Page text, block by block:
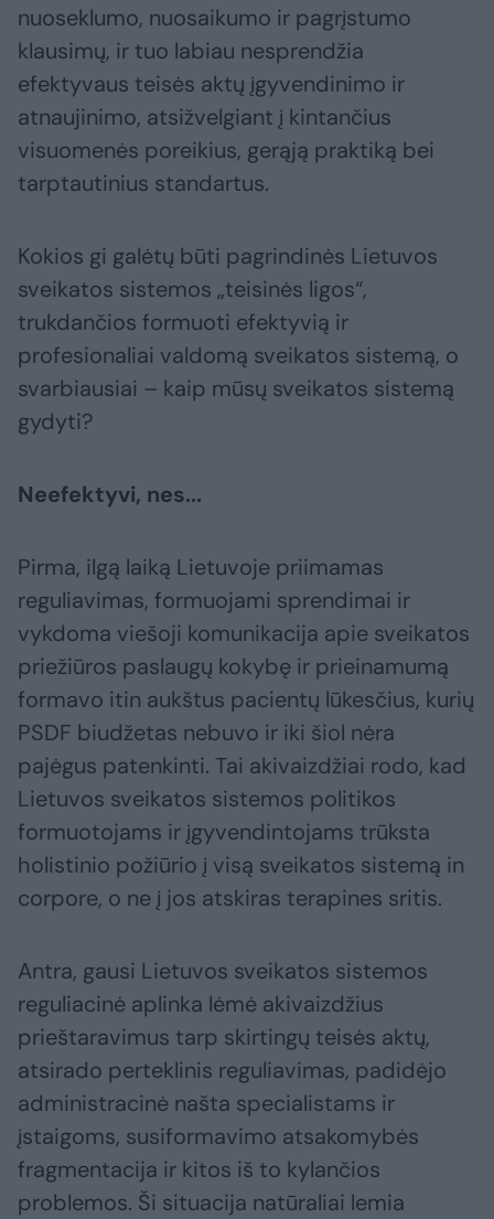
nuoseklumo, nuosaikumo ir pagrįstumo
klausimų, ir tuo labiau nesprendžia
efektyvaus teisės aktų įgyvendinimo ir
atnaujinimo, atsižvelgiant į kintančius
visuomenės poreikius, gerąją praktiką bei
tarptautinius standartus.
Kokios gi galėtų būti pagrindinės Lietuvos
sveikatos sistemos „teisinės ligos“,
trukdančios formuoti efektyvią ir
profesionaliai valdomą sveikatos sistemą, o
svarbiausiai – kaip mūsų sveikatos sistemą
gydyti?
Neefektyvi, nes...
Pirma, ilgą laiką Lietuvoje priimamas
reguliavimas, formuojami sprendimai ir
vykdoma viešoji komunikacija apie sveikatos
priežiūros paslaugų kokybę ir prieinamumą
formavo itin aukštus pacientų lūkesčius, kurių
PSDF biudžetas nebuvo ir iki šiol nėra
pajėgus patenkinti. Tai akivaizdžiai rodo, kad
Lietuvos sveikatos sistemos politikos
formuotojams ir įgyvendintojams trūksta
holistinio požiūrio į visą sveikatos sistemą in
corpore, o ne į jos atskiras terapines sritis.
Antra, gausi Lietuvos sveikatos sistemos
reguliacinė aplinka lėmė akivaizdžius
prieštaravimus tarp skirtingų teisės aktų,
atsirado perteklinis reguliavimas, padidėjo
administracinė našta specialistams ir
įstaigoms, susiformavimo atsakomybės
fragmentacija ir kitos iš to kylančios
problemos. Ši situacija natūraliai lemia